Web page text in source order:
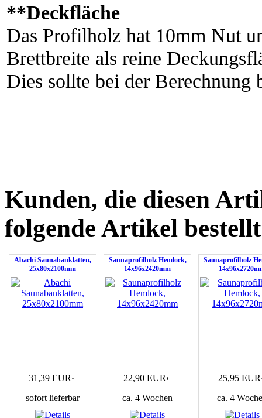
**Deckfläche
Das Profilholz hat 10mm Nut
Brettbreite als reine
Dies sollte bei der Berechnung
Kunden, die diesen
folgende Artikel
Abachi Saunabanklatten,
25x80x2100mm
31,39 EUR*
sofort lieferbar
Saunaprofilholz Hemlock,
14x96x2420mm
22,90 EUR*
ca. 4 Wochen
Saunaprofilholz
25,95 EUR
ca. 4